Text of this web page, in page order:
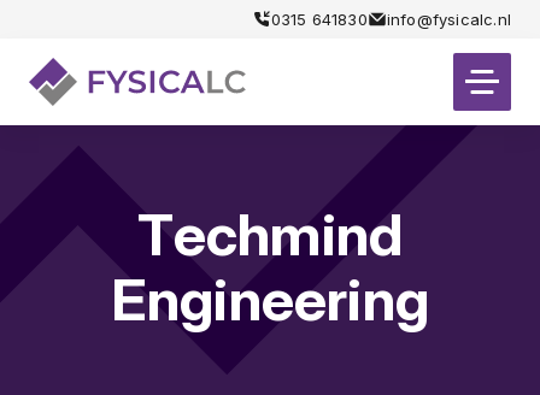
0315 641830 info@fysicalc.nl
Techmind
Engineering